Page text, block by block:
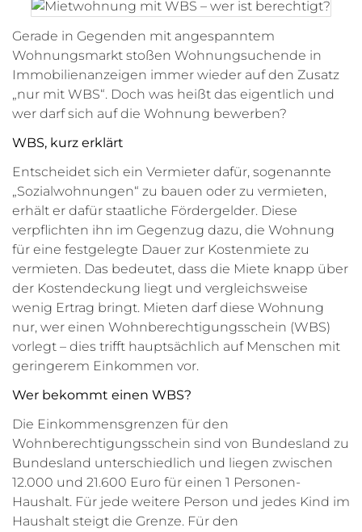
Gerade in Gegenden mit angespanntem
Wohnungsmarkt stoßen Wohnungsuchende in
Immobilienanzeigen immer wieder auf den Zusatz
„nur mit WBS“. Doch was heißt das eigentlich und
wer darf sich auf die Wohnung bewerben?
WBS, kurz erklärt
Entscheidet sich ein Vermieter dafür, sogenannte
„Sozialwohnungen“ zu bauen oder zu vermieten,
erhält er dafür staatliche Fördergelder. Diese
verpflichten ihn im Gegenzug dazu, die Wohnung
für eine festgelegte Dauer zur Kostenmiete zu
vermieten. Das bedeutet, dass die Miete knapp über
der Kostendeckung liegt und vergleichsweise
wenig Ertrag bringt. Mieten darf diese Wohnung
nur, wer einen Wohnberechtigungsschein (WBS)
vorlegt – dies trifft hauptsächlich auf Menschen mit
geringerem Einkommen vor.
Wer bekommt einen WBS?
Die Einkommensgrenzen für den
Wohnberechtigungsschein sind von Bundesland zu
Bundesland unterschiedlich und liegen zwischen
12.000 und 21.600 Euro für einen 1 Personen-
Haushalt. Für jede weitere Person und jedes Kind im
Haushalt steigt die Grenze. Für den